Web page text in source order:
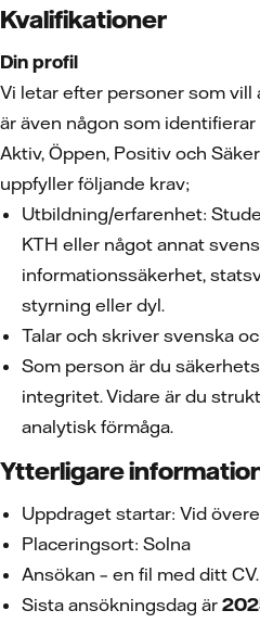
Kvalifikationer
Din profil
Vi letar efter personer som vill
är även någon som
Aktiv, Öppen, Positiv och
uppfyller följande krav;
Utbildning/erfarenhet:
KTH eller något annat
informationssäkerhet,
styrning eller dyl.
Talar och skriver svenska
Som person är du
integritet. Vidare är du
analytisk förmåga.
Ytterligare
Uppdraget startar: Vid
Placeringsort: Solna
Ansökan – en fil med ditt CV.
Sista ansökningsdag är